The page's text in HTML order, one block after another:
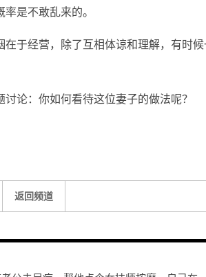
是不敢乱来的。
在于经营，除了互相体谅和理解，有时
讨论：你如何看待这位妻子的做法呢？
返回频道